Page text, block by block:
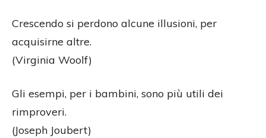
Crescendo si perdono alcune illusioni, per
acquisirne altre.
(Virginia Woolf)
Gli esempi, per i bambini, sono più utili dei
rimproveri.
(Joseph Joubert)